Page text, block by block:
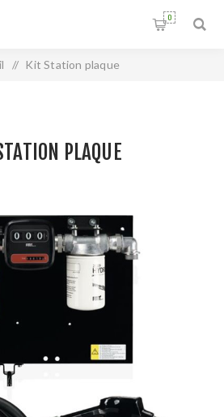
0
/ Kit Station plaque
PLAQUE